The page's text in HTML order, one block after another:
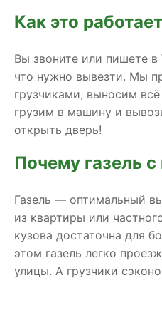
Как это работает
Вы звоните или пишете
что нужно вывезти. Мы
грузчиками, выносим
грузим в машину и
открыть дверь!
Почему газель
Газель — оптимальный
из квартиры или
кузова достаточна для
этом газель легко
улицы. А грузчики